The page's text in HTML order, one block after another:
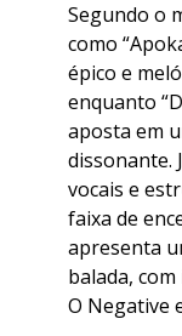
Segundo o
como
épico e
enquanto
aposta em
dissonante.
vocais e
faixa de
apresenta
balada,
O Negative